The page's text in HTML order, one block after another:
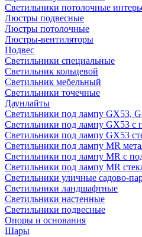
Светильники потолочные
Люстры подвесные
Люстры потолочные
Люстры-вентиляторы
Подвес
Светильники специальные
Светильник кольцевой
Светильник мебельный
Светильники точечные
Даунлайты
Светильники под лампу GX53,
Светильники под лампу GX53 с
Светильники под лампу GX53
Светильники под лампу MR
Светильники под лампу MR с
Светильники под лампу MR
Светильники уличные садово-
Светильники ландшафтные
Светильники настенные
Светильники подвесные
Опоры и основания
Шары